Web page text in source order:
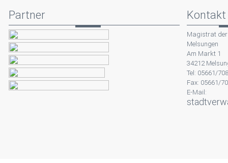
Partner Kontakt
Magistrat
Melsungen
Am Markt 1
34212
Tel: 05661/
Fax: 05661/
E-Mail: